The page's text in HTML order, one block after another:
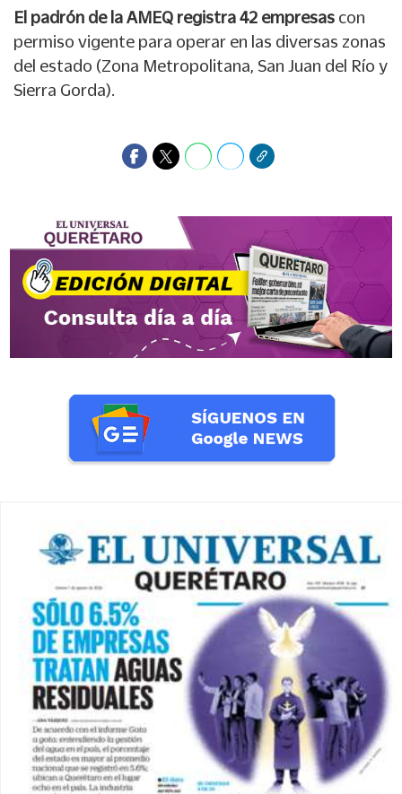
El padrón de la AMEQ registra 42 empresas con
permiso vigente para operar en las diversas zonas
del estado (Zona Metropolitana, San Juan del Río y
Sierra Gorda).